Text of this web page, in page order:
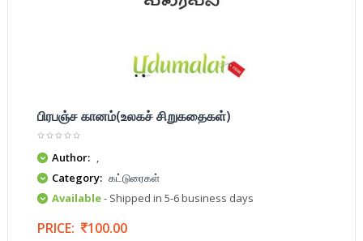
பிரபஞ்ச கானம்(உலகச் சிறுகதைகள்)
Author: ,
Category: கட்டுரைகள்
Available- Shipped in 5-6 business days
PRICE: 100.00